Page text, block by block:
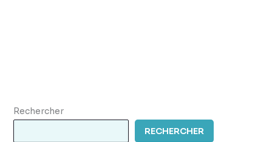
Rechercher
RECHERCHER